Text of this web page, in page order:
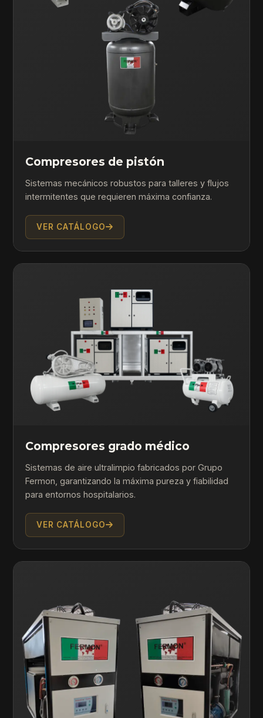
Compresores de pistón
Sistemas mecánicos robustos para talleres y flujos
intermitentes que requieren máxima confianza.
VER CATÁLOGO
Compresores grado médico
Sistemas de aire ultralimpio fabricados por Grupo
Fermon, garantizando la máxima pureza y fiabilidad
para entornos hospitalarios.
VER CATÁLOGO